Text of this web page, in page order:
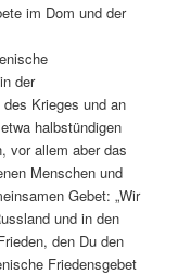
im Dom und der
der
Krieges und an
halbstündigen
vor allem aber das
Menschen und
Gebet: „Wir
und in den
den Du den
Friedensgebet